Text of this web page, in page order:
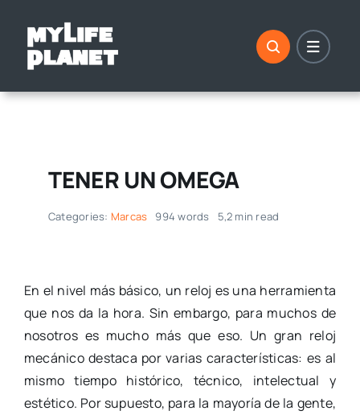
contenido
TENER UN OMEGA
Categories: Marcas 994 words 5,2 min read
En el nivel más básico, un reloj es una herramienta
que nos da la hora. Sin embargo, para muchos de
nosotros es mucho más que eso. Un gran reloj
mecánico destaca por varias características: es al
mismo tiempo histórico, técnico, intelectual y
estético. Por supuesto, para la mayoría de la gente,